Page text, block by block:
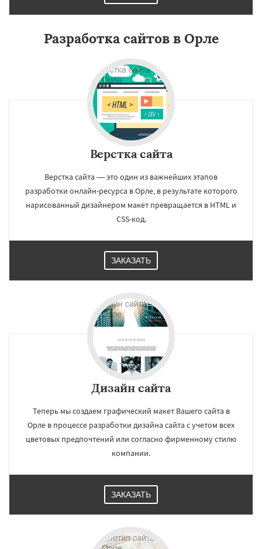
Разработка сайтов в Орле
Верстка сайта
Верстка сайта — это один из важнейших этапов
разработки онлайн-ресурса в Орле, в результате которого
нарисованный дизайнером макет превращается в HTML и
CSS-код.
ЗАКАЗАТЬ
Дизайн сайта
Теперь мы создаем графический макет Вашего сайта в
Орле в процессе разработки дизайна сайта с учетом всех
цветовых предпочтений или согласно фирменному стилю
компании.
ЗАКАЗАТЬ